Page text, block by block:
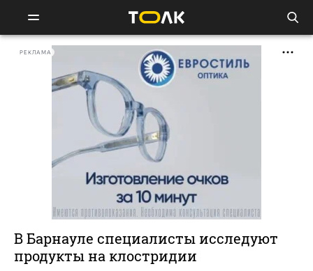
РЕКЛАМА
В Барнауле специалисты исследуют
продукты на клостридии